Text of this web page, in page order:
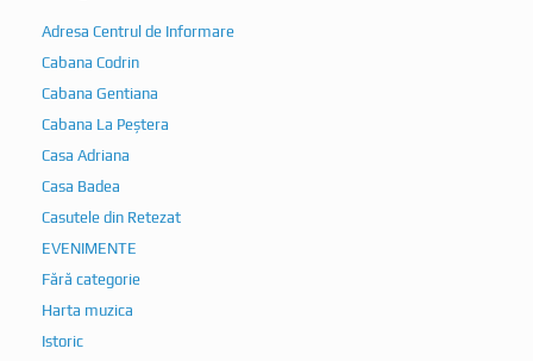
Adresa Centrul de Informare
Cabana Codrin
Cabana Gentiana
Cabana La Peștera
Casa Adriana
Casa Badea
Casutele din Retezat
EVENIMENTE
Fără categorie
Harta muzica
Istoric